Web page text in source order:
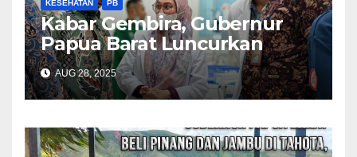
KESEHATAN PB
Kabar Gembira, Gubernur
Papua Barat Luncurkan
Layanan Cuci Darah, Harap
BPJS Kesehatan Dukung
AUG 28, 2025